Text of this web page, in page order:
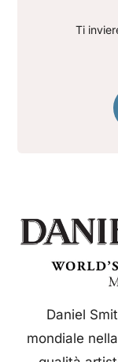
Ti
Daniel
mondiale